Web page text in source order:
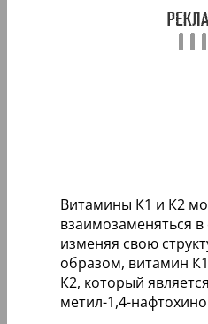
Витамины К1 и К2
взаимозаменяться
изменяя свою
образом, витамин
К2, который
метил-1,4-